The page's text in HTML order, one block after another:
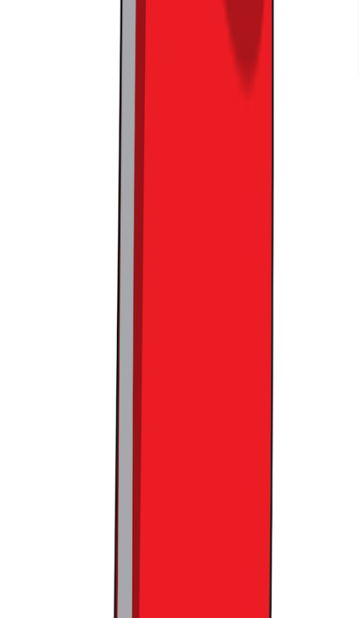
그리고 이렇게 한 번만 장벽을 넘어서면, 매장에선 앱과 연계
하여 누릴 수 있는 것들이 상당히 많았습니다. 코디 마네킹에
디테일을 볼 수 있었고요. 상품뿐 아니라 브랜드 정보 역시 QR
을 통해 이동하여 손쉽게 확인 가능했습니다. 뿐만 아니라, 오
프라인 구매 후에도 후기를 남긴다던가, 구매 시 적립금이나
홍대를 떠나서도 자연스레 온라인 무신사 스토어의 고객으로
전환되지 않았을까요?
고 있었다는 점입니다. 이들은 옷을 몸에 대보고, 동행과 함께
프라인 접점에 대한 갈증이 있을 수밖에 없고요. 물론 무신사
과 브랜드 모두를 만족시키는 전략적인 비즈니스 무기로 잘 작